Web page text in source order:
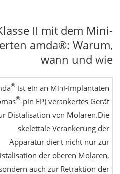
II mit dem Mini-
amda®: Warum,
wann und wie
® ist ein an Mini-Implantaten
®-pin EP) verankertes Gerät
Distalisation von Molaren.Die
skelettale Verankerung der
Apparatur dient nicht nur zur
der oberen Molaren,
auch zur Retraktion der